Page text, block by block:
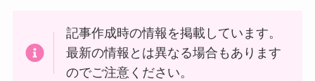
ってる！
記事作成時の情報を掲載しています。
最新の情報とは異なる場合もあります
のでご注意ください。